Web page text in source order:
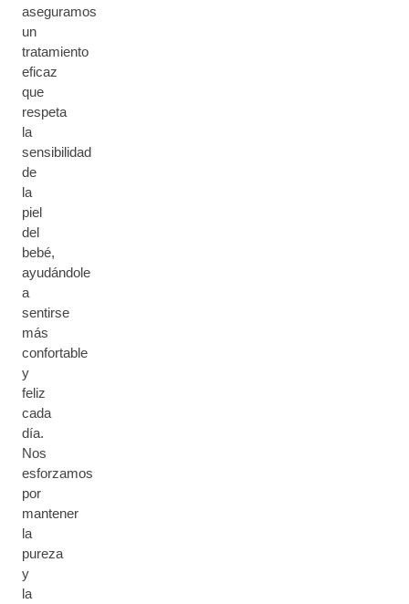
aseguramos
un
tratamiento
eficaz
que
respeta
la
sensibilidad
de
la
piel
del
bebé,
ayudándole
a
sentirse
más
confortable
y
feliz
cada
día.
Nos
esforzamos
por
mantener
la
pureza
y
la